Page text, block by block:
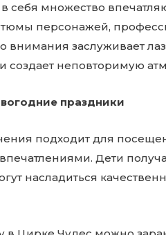
себя множество
персонажей,
внимания заслуживает
создает неповторимую
праздники
подходит для
Дети
насладиться